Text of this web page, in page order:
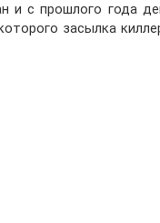
и с прошлого года
засылка